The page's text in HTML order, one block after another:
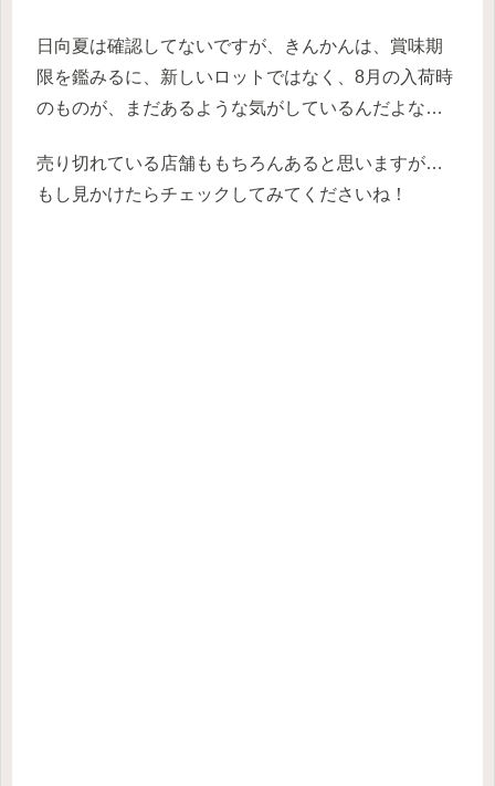
日向夏は確認してないですが、きんかんは、賞味期
限を鑑みるに、新しいロットではなく、8月の入荷時
のものが、まだあるような気がしているんだよな…
売り切れている店舗ももちろんあると思いますが…
もし見かけたらチェックしてみてくださいね！